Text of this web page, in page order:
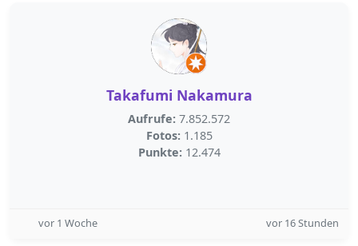
Takafumi Nakamura
Aufrufe: 7.852.572
Fotos: 1.185
Punkte: 12.474
vor 1 Woche vor 16 Stunden